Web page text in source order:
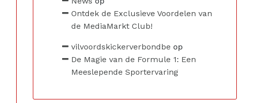
Ontdek de Exclusieve Voordelen van
de MediaMarkt Club!
vilvoordskickerverbondbe op
De Magie van de Formule 1: Een
Meeslepende Sportervaring